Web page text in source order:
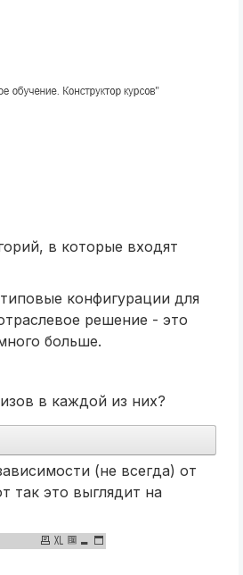
в которые входят
конфигурации для
решение - это
больше.
в каждой из них?
(не всегда) от
так это выглядит на